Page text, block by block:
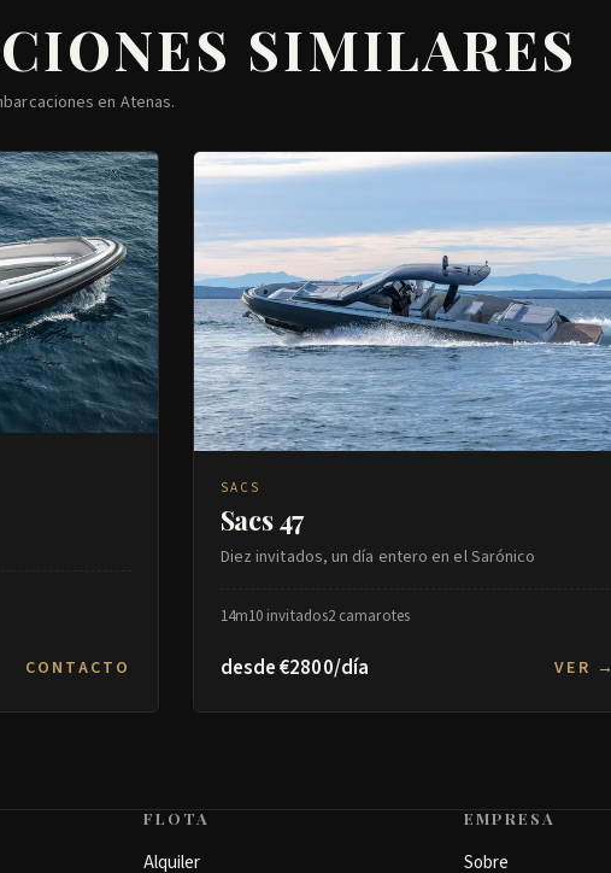
SIMILARES
en Atenas.
CONTACTO
SACS
Sacs 47
Diez invitados, un día entero en el Sarónico
14m10 invitados2 camarotes
desde €2800/día VER →
FLOTA
Alquiler
EMPRESA
Sobre